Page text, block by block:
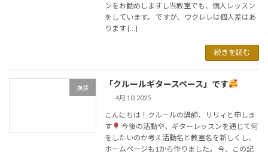
ンをお勧めしますし当教室でも、個人レッスン
をしています。 ですが、ウクレレは個人差はあ
ります […]
続きを読む
挨拶 「クルールギタースペース」です
4月 10, 2025
こんにちは！クルールの講師、リリィと申しま
す
今後の活動や、ギターレッスンを通じて何
をしたいのか考え活動名と教室名を新しくし、
ホームページも1から作りました。 今、この記